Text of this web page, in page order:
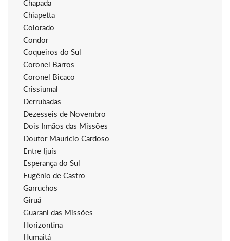
Chapada
Chiapetta
Colorado
Condor
Coqueiros do Sul
Coronel Barros
Coronel Bicaco
Crissiumal
Derrubadas
Dezesseis de Novembro
Dois Irmãos das Missões
Doutor Maurício Cardoso
Entre Ijuís
Esperança do Sul
Eugênio de Castro
Garruchos
Giruá
Guarani das Missões
Horizontina
Humaitá